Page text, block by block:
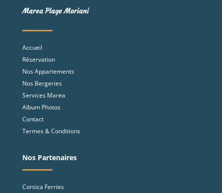
Marea Plage Moriani
Accueil
Réservation
Nos Appartements
Nos Bergeries
Services Marea
Album Photos
Contact
Termes & Conditions
Nos Partenaires
Corsica Ferries